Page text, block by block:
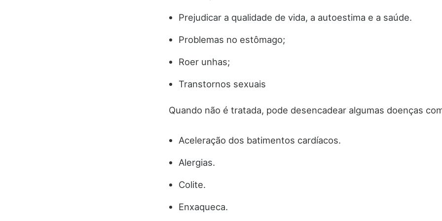
Prejudicar a qualidade de vida, a autoestima e a saúde.
Problemas no estômago;
Roer unhas;
Transtornos sexuais
Quando não é tratada, pode desencadear algumas doenças
Aceleração dos batimentos cardíacos.
Alergias.
Colite.
Enxaqueca.